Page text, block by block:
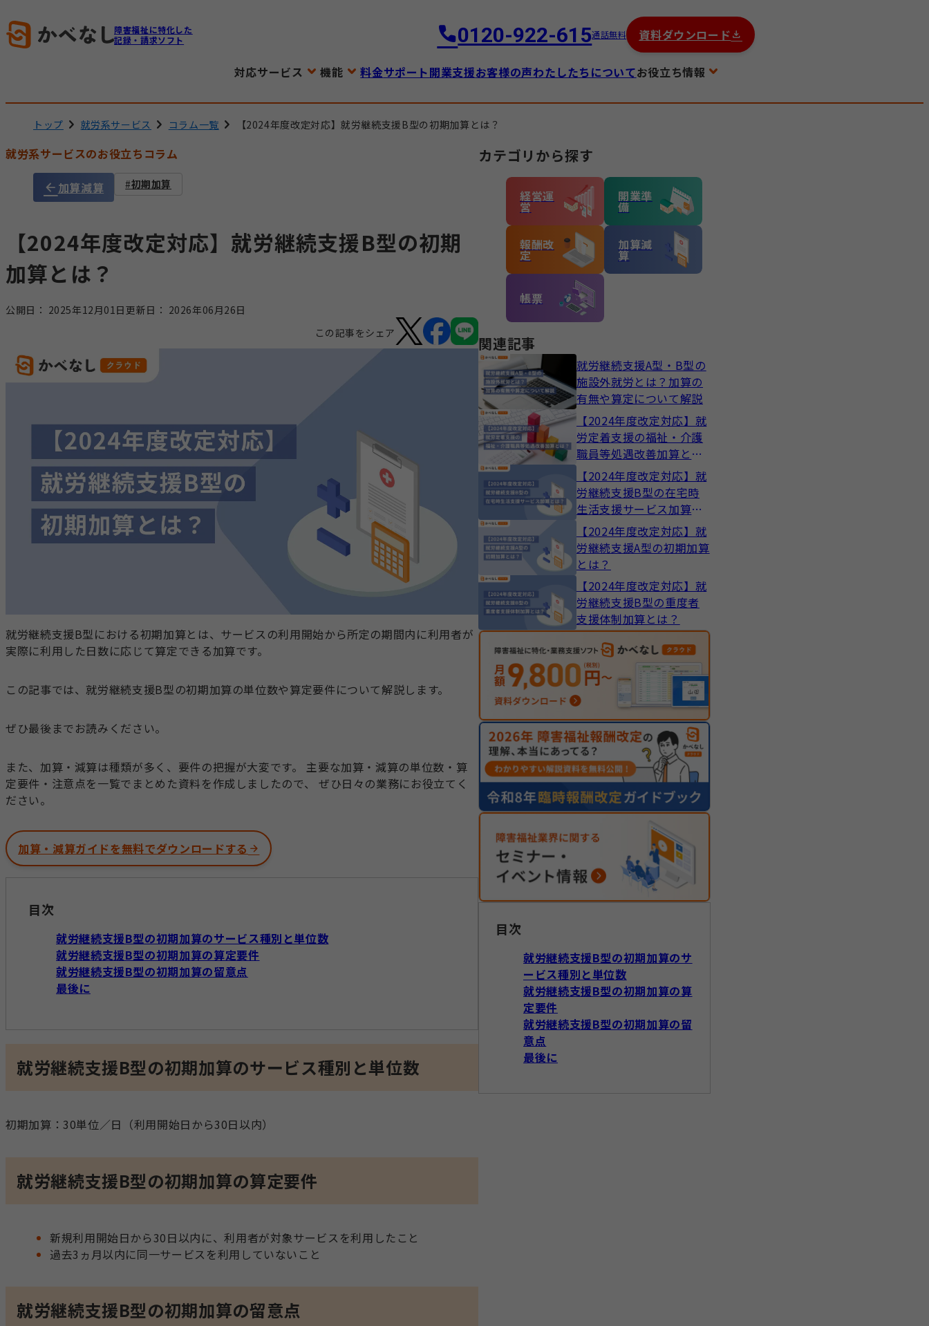
障害福祉に特化した
記録・請求ソフト
0120-922-615通話無料 資料ダウンロード
対応サービス 機能 料金サポート開業支援お客様の声わたしたちについてお役立ち情報
トップ 就労系サービス コラム一覧 【2024年度改定対応】就労継続支援B型の初期加算とは？
就労系サービスのお役立ちコラム
加算減算 初期加算
【2024年度改定対応】就労継続支援B型の初期
加算とは？
公開日： 2025年12月01日更新日： 2026年06月26日
この記事をシェア
就労継続支援B型における初期加算とは、サービスの利用開始から所定の期間内に利用者が
実際に利用した日数に応じて算定できる加算です。
この記事では、就労継続支援B型の初期加算の単位数や算定要件について解説します。
ぜひ最後までお読みください。
また、加算・減算は種類が多く、要件の把握が大変です。 主要な加算・減算の単位数・算
定要件・注意点を一覧でまとめた資料を作成しましたので、 ぜひ日々の業務にお役立てく
ださい。
加算・減算ガイドを無料でダウンロードする
目次
就労継続支援B型の初期加算のサービス種別と単位数
就労継続支援B型の初期加算の算定要件
就労継続支援B型の初期加算の留意点
最後に
就労継続支援B型の初期加算のサービス種別と単位数
初期加算：30単位／日（利用開始日から30日以内）
就労継続支援B型の初期加算の算定要件
新規利用開始日から30日以内に、利用者が対象サービスを利用したこと
過去3ヵ月以内に同一サービスを利用していないこと
就労継続支援B型の初期加算の留意点
カテゴリから探す
経営運
営
開業準
備
報酬改
定
加算減
算
帳票
関連記事
就労継続支援A型・B型の
施設外就労とは？加算の
有無や算定について解説
【2024年度改定対応】就
労定着支援の福祉・介護
職員等処遇改善加算と
は？
【2024年度改定対応】就
労継続支援B型の在宅時
生活支援サービス加算と
は？
【2024年度改定対応】就
労継続支援A型の初期加算
とは？
【2024年度改定対応】就
労継続支援B型の重度者
支援体制加算とは？
目次
就労継続支援B型の初期加算のサ
ービス種別と単位数
就労継続支援B型の初期加算の算
定要件
就労継続支援B型の初期加算の留
意点
最後に